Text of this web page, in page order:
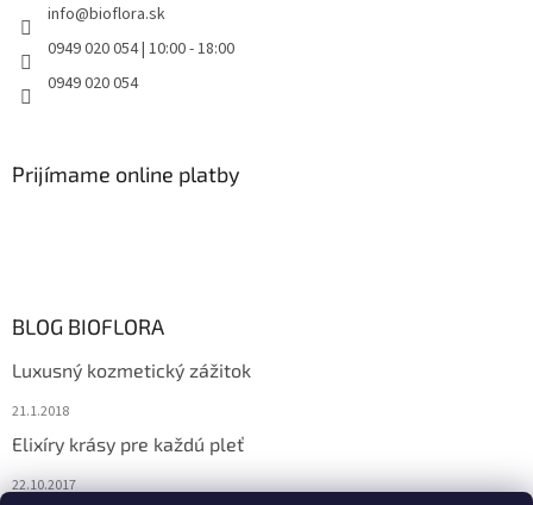
info@bioflora.sk
0949 020 054 | 10:00 - 18:00
0949 020 054
Prijímame online platby
BLOG BIOFLORA
Luxusný kozmetický zážitok
21.1.2018
Elixíry krásy pre každú pleť
22.10.2017